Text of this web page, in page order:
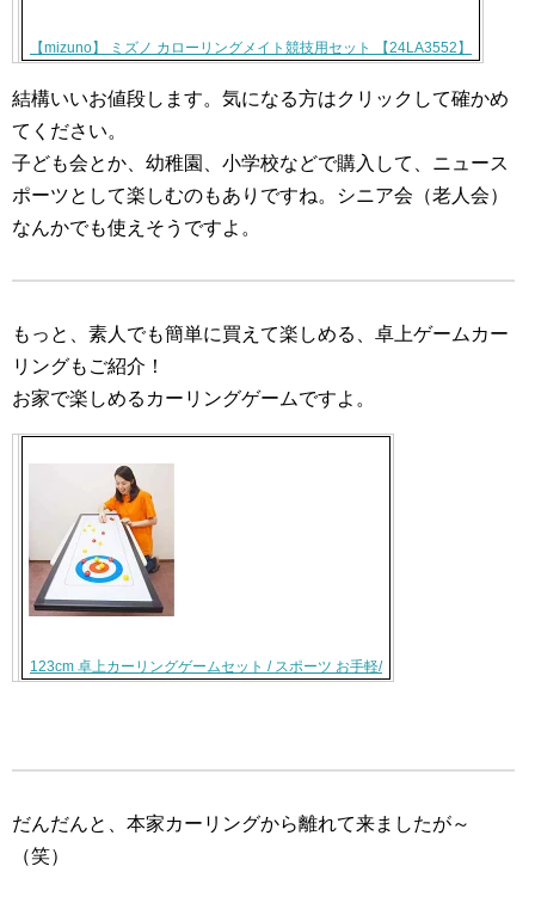
【mizuno】 ミズノ カローリングメイト競技用セット 【24LA3552】
結構いいお値段します。気になる方はクリックして確かめ
てください。
子ども会とか、幼稚園、小学校などで購入して、ニュース
ポーツとして楽しむのもありですね。シニア会（老人会）
なんかでも使えそうですよ。
もっと、素人でも簡単に買えて楽しめる、卓上ゲームカー
リングもご紹介！
お家で楽しめるカーリングゲームですよ。
123cm 卓上カーリングゲームセット / スポーツ お手軽/
だんだんと、本家カーリングから離れて来ましたが～
（笑）